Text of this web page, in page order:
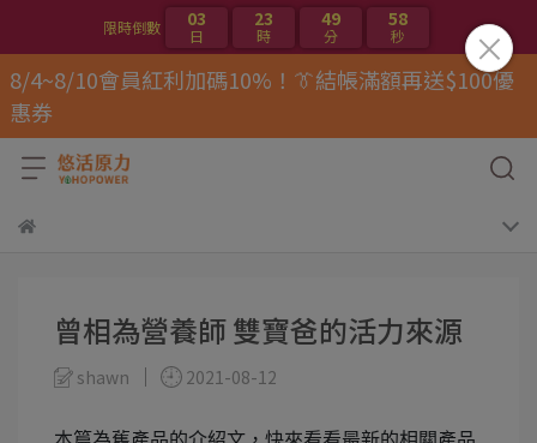
限時倒數 03
日
23
時
49
分
57
秒
8/4~8/10會員紅利加碼10%！👔結帳滿額再送$100優
惠券
曾相為營養師 雙寶爸的活力來源
shawn 2021-08-12